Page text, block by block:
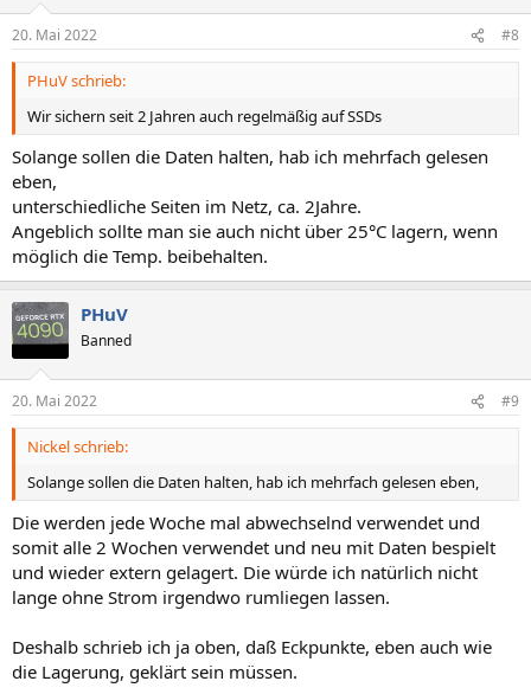
20. Mai 2022 #8
PHuV schrieb:
Wir sichern seit 2 Jahren auch regelmäßig auf SSDs
Solange sollen die Daten halten, hab ich mehrfach gelesen
eben,
unterschiedliche Seiten im Netz, ca. 2Jahre.
Angeblich sollte man sie auch nicht über 25°C lagern, wenn
möglich die Temp. beibehalten.
PHuV
Banned
20. Mai 2022 #9
Nickel schrieb:
Solange sollen die Daten halten, hab ich mehrfach gelesen eben,
Die werden jede Woche mal abwechselnd verwendet und
somit alle 2 Wochen verwendet und neu mit Daten bespielt
und wieder extern gelagert. Die würde ich natürlich nicht
lange ohne Strom irgendwo rumliegen lassen.
Deshalb schrieb ich ja oben, daß Eckpunkte, eben auch wie
die Lagerung, geklärt sein müssen.